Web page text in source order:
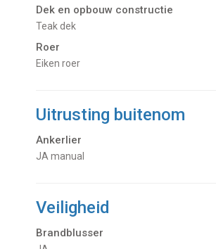
Dek en opbouw constructie
Teak dek
Roer
Eiken roer
Uitrusting buitenom
Ankerlier
JA manual
Veiligheid
Brandblusser